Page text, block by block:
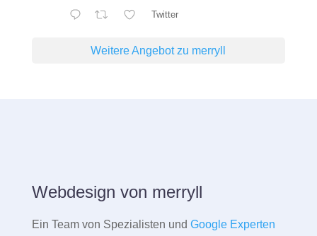
Twitter
Weitere Angebot zu merryll
Webdesign von merryll
Ein Team von Spezialisten und Google Experten